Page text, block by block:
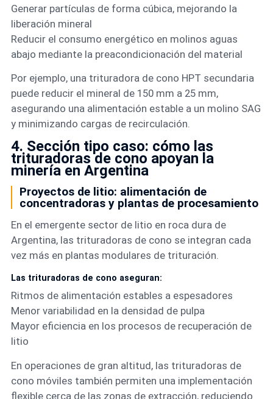
Generar partículas de forma cúbica, mejorando la
liberación mineral
Reducir el consumo energético en molinos aguas
abajo mediante la preacondicionación del material
Por ejemplo, una trituradora de cono HPT secundaria
puede reducir el mineral de 150 mm a 25 mm,
asegurando una alimentación estable a un molino SAG
y minimizando cargas de recirculación.
4. Sección tipo caso: cómo las
trituradoras de cono apoyan la
minería en Argentina
Proyectos de litio: alimentación de
concentradoras y plantas de procesamiento
En el emergente sector de litio en roca dura de
Argentina, las trituradoras de cono se integran cada
vez más en plantas modulares de trituración.
Las trituradoras de cono aseguran:
Ritmos de alimentación estables a espesadores
Menor variabilidad en la densidad de pulpa
Mayor eficiencia en los procesos de recuperación de
litio
En operaciones de gran altitud, las trituradoras de
cono móviles también permiten una implementación
flexible cerca de las zonas de extracción, reduciendo